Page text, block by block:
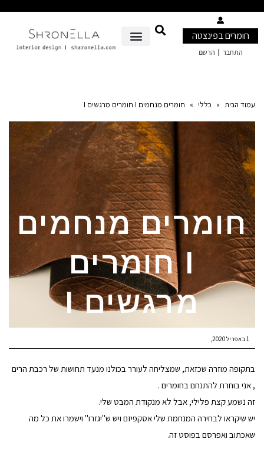
חומרים בפינצטה
התחבר | הרשם
עמוד הבית » כללי » חומרים מנחמים I חומרים מרגשים I
חומרים מנחמים
I חומרים
מרגשים I
1 באפריל 2020
בתקופה מוזרה שכזאת, שמצליחה לעורר בכולנו מנעד תחושות של רכבת הרים
, אני בוחרת להתנחם בחומרים .
זה נשמע קצת פלילי, אבל לא מנקודת המבט שלי.
יש שיקראו לבחירה המנחמת שלי אסקפיזם ויש ש"יגזרו" וישמרו את כל מה
שאכתוב ואפרסם בפוסט זה.